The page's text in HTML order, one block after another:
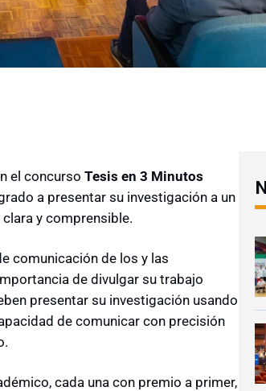
el concurso Tesis en 3 Minutos
a presentar su investigación a un
y comprensible.
comunicación de los y las
de divulgar su trabajo
presentar su investigación usando
de comunicar con precisión
cada una con premio a primer,